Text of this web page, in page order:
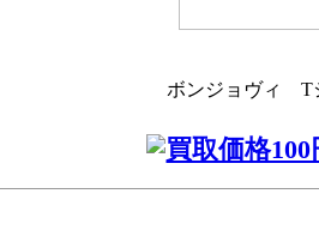
ボンジョヴィ T